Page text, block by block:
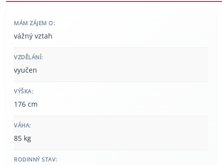
MÁM ZÁJEM O:
vážný vztah
VZDĚLÁNÍ:
vyučen
VÝŠKA:
176 cm
VÁHA:
85 kg
RODINNÝ STAV: